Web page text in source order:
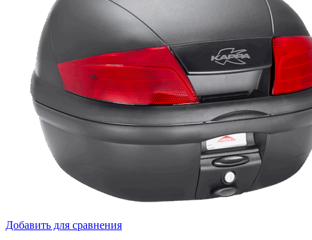
Добавить для сравнения